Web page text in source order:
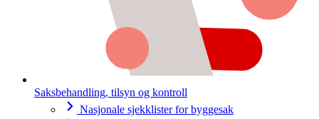
Saksbehandling, tilsyn og kontroll
Nasjonale sjekklister for byggesak